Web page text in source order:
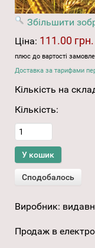
Збільшити
Ціна: 111.00 грн.
плюс до вартості
Доставка за тарифами
Кількість на
Кількість:
Виробник:
Продаж в